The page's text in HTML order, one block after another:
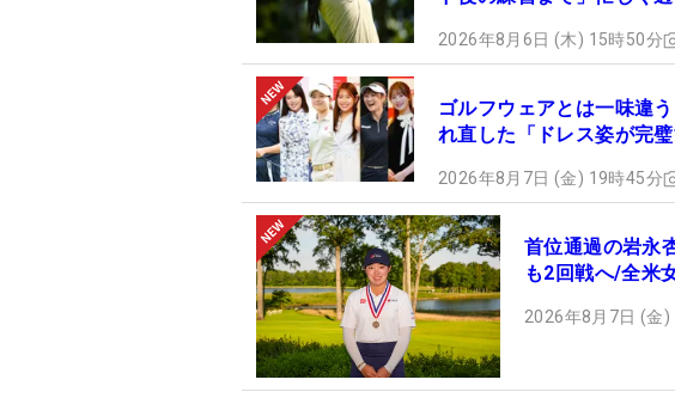
2026年8月6日 (木) 15時50分
ゴルフウェアとは一味違
れ直した「ドレス姿が完
2026年8月7日 (金) 19時45分
首位通過の岩永
も2回戦へ/全米
2026年8月7日 (金)